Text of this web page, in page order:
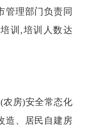
管理部门负责同
训,培训人数达
农房)安全常态化
造、居民自建房